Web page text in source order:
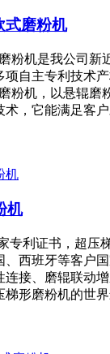
式磨粉机
粉机是我公司新
项自主专利技术
粉机，以悬辊磨
术，它能满足客
机
专利证书，超压
、西班牙等客户
连接、磨辊联动
梯形磨粉机的世